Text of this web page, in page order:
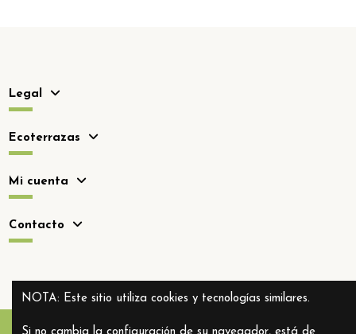
Legal
Ecoterrazas
Mi cuenta
Contacto
NOTA: Este sitio utiliza cookies y tecnologías similares.